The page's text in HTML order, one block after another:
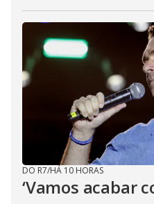
DO R7/HÁ 10 HORAS
‘Vamos acabar